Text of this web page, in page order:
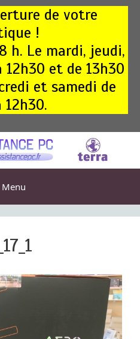
de votre
!
h. Le mardi, jeudi,
et de 13h30
et samedi de
12h30.
Menu